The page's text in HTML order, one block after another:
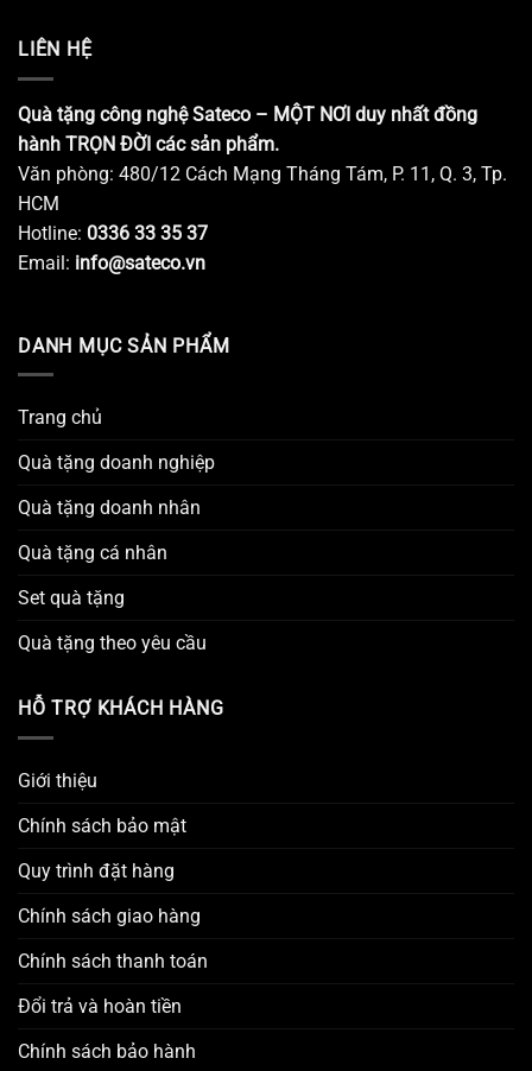
LIÊN HỆ
Quà tặng công nghệ Sateco – MỘT NƠI duy nhất đồng
hành TRỌN ĐỜI các sản phẩm.
Văn phòng: 480/12 Cách Mạng Tháng Tám, P. 11, Q. 3, Tp.
HCM
Hotline: 0336 33 35 37
Email: info@sateco.vn
DANH MỤC SẢN PHẨM
Trang chủ
Quà tặng doanh nghiệp
Quà tặng doanh nhân
Quà tặng cá nhân
Set quà tặng
Quà tặng theo yêu cầu
HỖ TRỢ KHÁCH HÀNG
Giới thiệu
Chính sách bảo mật
Quy trình đặt hàng
Chính sách giao hàng
Chính sách thanh toán
Đổi trả và hoàn tiền
Chính sách bảo hành